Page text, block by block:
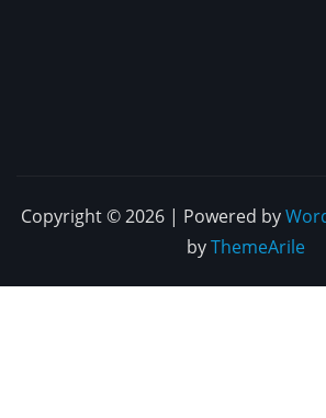
Copyright © 2026 | Powered by
byThemeArile